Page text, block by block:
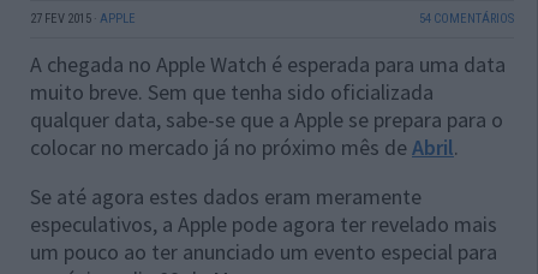
27 FEV 2015 · APPLE 54 COMENTÁRIOS
A chegada no Apple Watch é esperada para uma data
muito breve. Sem que tenha sido oficializada
qualquer data, sabe-se que a Apple se prepara para o
colocar no mercado já no próximo mês deAbril.
Se até agora estes dados eram meramente
especulativos, a Apple pode agora ter revelado mais
um pouco ao ter anunciado um evento especial para